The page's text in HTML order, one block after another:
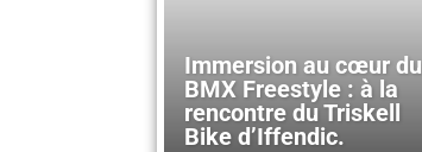
Immersion au cœur du
BMX Freestyle : à la
rencontre du Triskell
Bike d’Iffendic.